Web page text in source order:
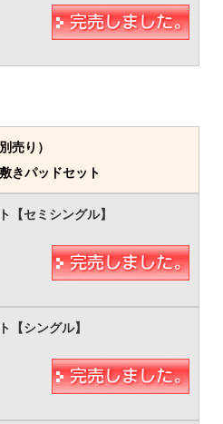
別売り）
きパッドセット